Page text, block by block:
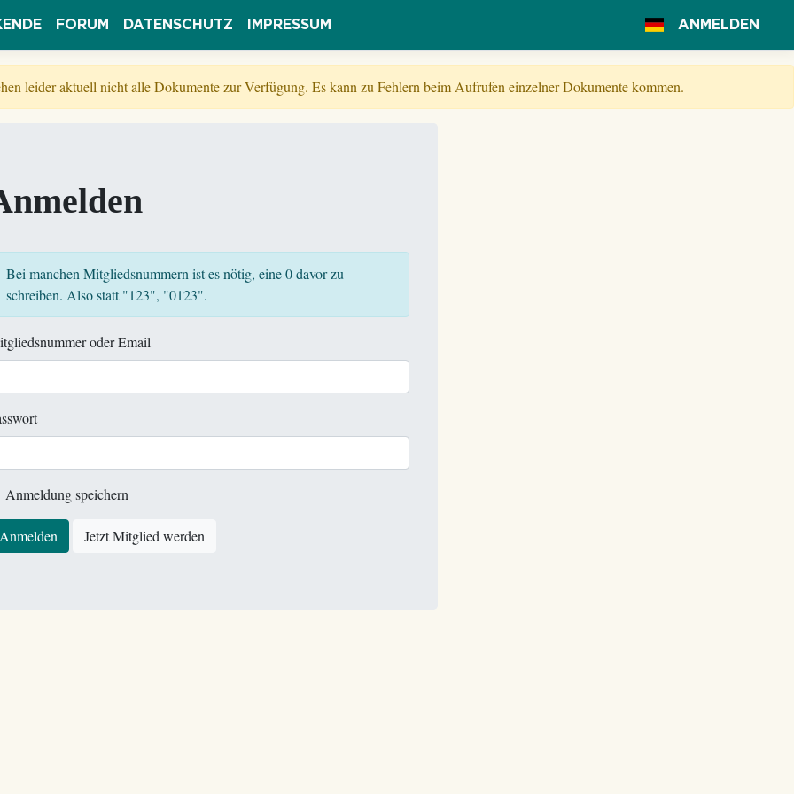
FORUM DATENSCHUTZ IMPRESSUM ANMELDEN
leider aktuell nicht alle Dokumente zur Verfügung. Es kann zu Fehlern beim Aufrufen einzelner Dokumente kommen.
Bei manchen Mitgliedsnummern ist es nötig, eine 0 davor zu
schreiben. Also statt "123", "0123".
oder Email
Anmeldung speichern
Anmelden Jetzt Mitglied werden